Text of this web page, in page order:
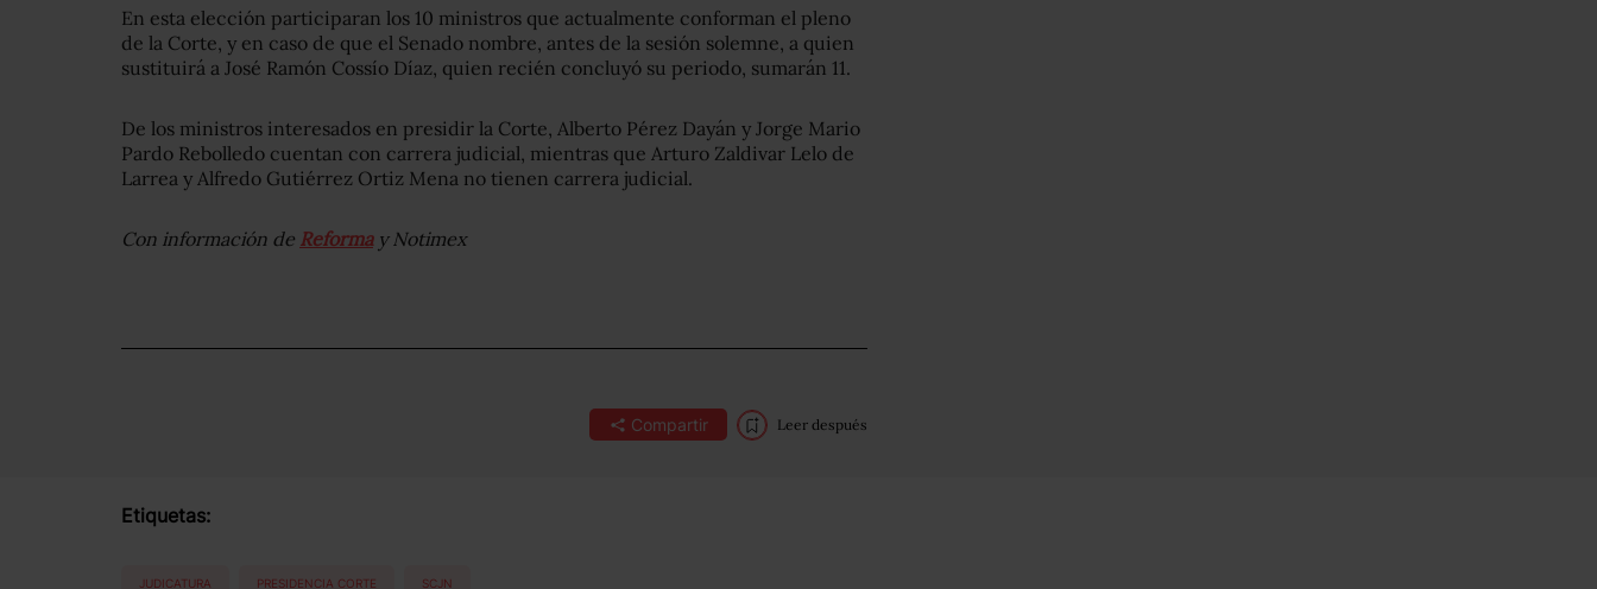
En esta elección participaran los 10 ministros que actualmente conforman el pleno
de la Corte, y en caso de que el Senado nombre, antes de la sesión solemne, a quien
sustituirá a José Ramón Cossío Díaz, quien recién concluyó su periodo, sumarán 11.
De los ministros interesados en presidir la Corte, Alberto Pérez Dayán y Jorge Mario
Pardo Rebolledo cuentan con carrera judicial, mientras que Arturo Zaldivar Lelo de
Larrea y Alfredo Gutiérrez Ortiz Mena no tienen carrera judicial.
Con información de Reformay Notimex
Compartir Leer después
Etiquetas:
JUDICATURA PRESIDENCIA CORTE SCJN